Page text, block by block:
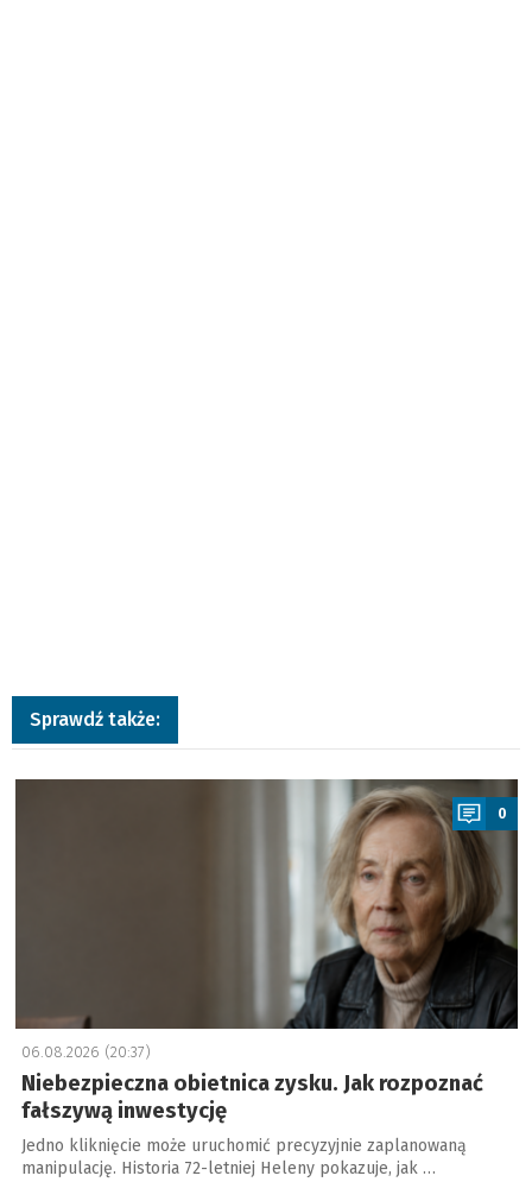
Sprawdź także:
a
0
06.08.2026 (20:37)
Niebezpieczna obietnica zysku. Jak rozpoznać
fałszywą inwestycję
Jedno kliknięcie może uruchomić precyzyjnie zaplanowaną
manipulację. Historia 72-letniej Heleny pokazuje, jak …